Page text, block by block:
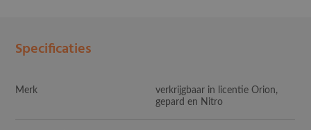
Specificaties
Merk
verkrijgbaar in licentie Orion,
gepard en Nitro